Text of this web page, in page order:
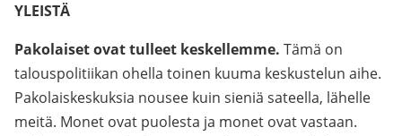
YLEISTÄ
Pakolaiset ovat tulleet keskellemme. Tämä on
talouspolitiikan ohella toinen kuuma keskustelun aihe.
Pakolaiskeskuksia nousee kuin sieniä sateella, lähelle
meitä. Monet ovat puolesta ja monet ovat vastaan.